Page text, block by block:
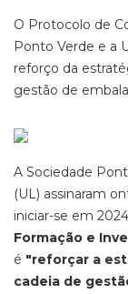
O Protocolo de
Ponto Verde e a
reforço da
gestão de
A Sociedade
(UL) assinaram
iniciar-se em
Formação e
é "reforçar a
cadeia de